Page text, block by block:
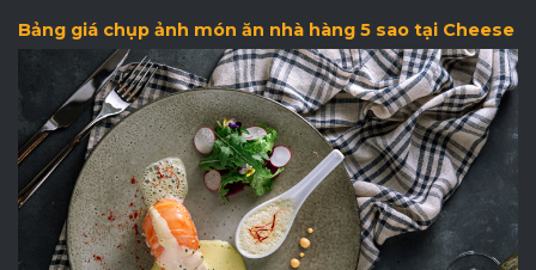
Bảng giá chụp ảnh món ăn nhà hàng 5 sao tại Cheese